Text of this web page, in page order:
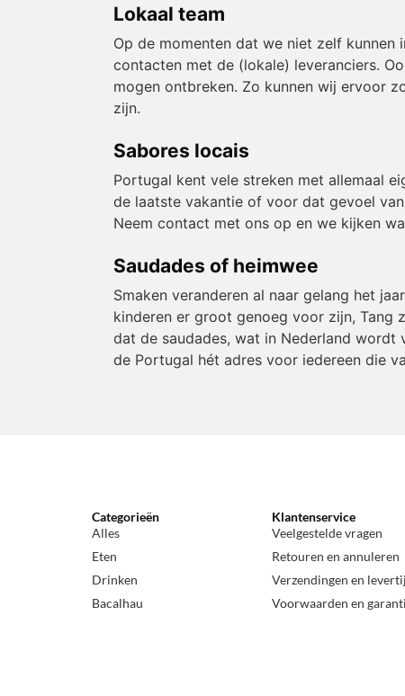
Lokaal team
Op de momenten dat we niet zelf kunnen
contacten met de (lokale) leveranciers.
mogen ontbreken. Zo kunnen wij ervoor
zijn.
Sabores locais
Portugal kent vele streken met allemaal
de laatste vakantie of voor dat gevoel
Neem contact met ons op en we kijken
Saudades of heimwee
Smaken veranderen al naar gelang het
kinderen er groot genoeg voor zijn, Tang
dat de saudades, wat in Nederland wordt
de Portugal hét adres voor iedereen die
Categorieën
Alles
Eten
Drinken
Bacalhau
Klantenservice
Veelgestelde vragen
Retouren en annuleren
Verzendingen en
Voorwaarden en